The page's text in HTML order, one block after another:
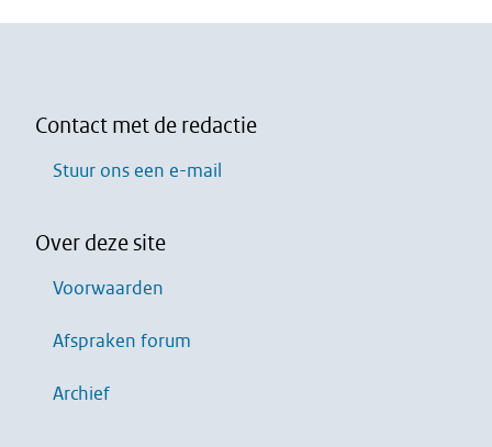
Contact met de redactie
Stuur ons een e-mail
Over deze site
Voorwaarden
Afspraken forum
Archief